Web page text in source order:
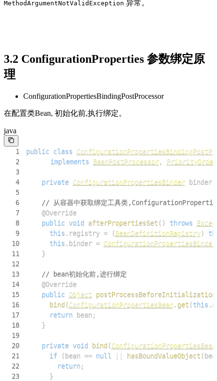
MethodArgumentNotValidException 异常。
3.2 ConfigurationProperties 参数绑定原
理
ConfigurationPropertiesBindingPostProcessor
在配置类Bean, 初始化前,执行绑定。
java
1 public class
2
implements BeanPostProcessor,
3
4
private ConfigurationPropertiesBinder binder;
5
6
// 从容器中获取绑定工具类
7
@Override
8
public void afterPropertiesSet ( ) throws
9
this . registry = (BeanDefinitionRegistry)
10
this . binder = ConfigurationPropertiesBinder
11
}
12
13
// bean初始化前,进行绑定
14
@Override
15
public Object postProcessBeforeInitialization
16
bind (ConfigurationPropertiesBean. get (this .
17
return bean ;
18
}
19
20
private void bind (ConfigurationPropertiesBean
21
if ( bean == null hasBoundValueObject (
22
return;
23
}